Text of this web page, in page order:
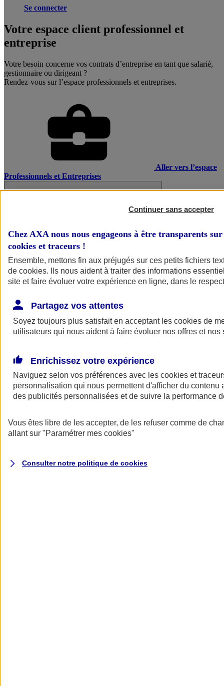
Se connecter
Votre espace client professionnel et
entreprise
Votre besoin concerne vos contrats d’entreprise en tant que salarié,
gestionnaire ou dirigeant ?
Rendez-vous sur l’espace professionnels et entreprises.
Aller vers l’espace
Professionnels et Entreprises
AXA Assurance
Continuer sans accepter
Chez AXA nous nous engageons à être transparents
cookies et traceurs !
Ensemble, mettons fin aux préjugés sur ces petits fichiers
de cookies. Ils nous aident à traiter des informations
site et faire évoluer votre expérience en ligne, dans le
Partagez vos attentes
Soyez toujours plus satisfait en acceptant les cookies de
utilisateurs qui nous aident à faire évoluer nos offres et nos
Enrichissez votre expérience
Naviguez selon vos préférences avec les cookies et
personnalisation qui nous permettent d'afficher du contenu
des publicités personnalisées et de suivre la performance
Vous êtes libre de les accepter, de les refuser comme de
allant sur "Paramétrer mes cookies"
Consulter notre politique de cookies